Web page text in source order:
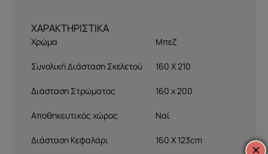
Χρώμα Μπεζ
Συνολική Διάσταση Σκελετού 160 Χ 210
Διάσταση Στρώματος 160 x 200
Αποθηκευτικός χώρος Ναί
Διάσταση Κεφαλάρι 160 Χ 123cm
×